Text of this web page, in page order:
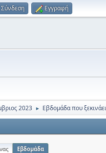
Σύνδεση Εγγραφή
2023 ► Εβδομάδα που
Εβδομάδα